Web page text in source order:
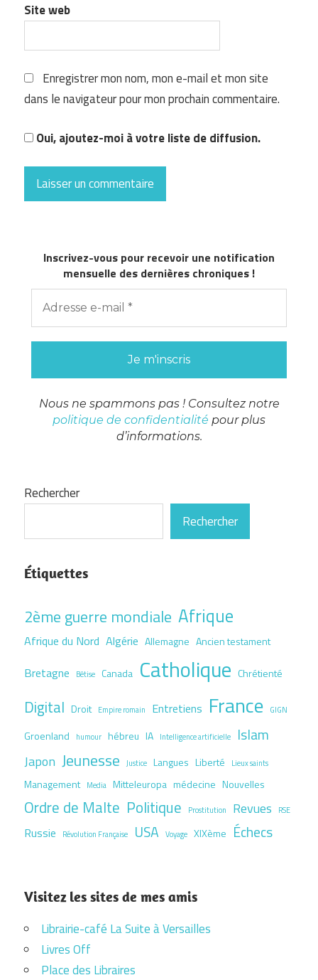
Site web
Enregistrer mon nom, mon e-mail et mon site
dans le navigateur pour mon prochain commentaire.
Oui, ajoutez-moi à votre liste de diffusion.
Inscrivez-vous pour recevoir une notification
mensuelle des dernières chroniques !
Nous ne spammons pas ! Consultez notre
politique de confidentialité pour plus
d’informations.
Rechercher
Rechercher
Étiquettes
2ème guerre mondiale Afrique
Afrique du Nord Algérie Allemagne Ancien testament
Bretagne Bêtise Canada Catholique Chrétienté
Digital Droit Empire romain Entretiens France GIGN
Groenland humour hébreu IA Intelligence artificielle Islam
Japon Jeunesse Justice Langues Liberté Lieux saints
Management Media Mitteleuropa médecine Nouvelles
Ordre de Malte Politique Prostitution Revues RSE
Russie Révolution Française USA Voyage XIXème Échecs
Visitez les sites de mes amis
Librairie-café La Suite à Versailles
Livres Off
Place des Libraires